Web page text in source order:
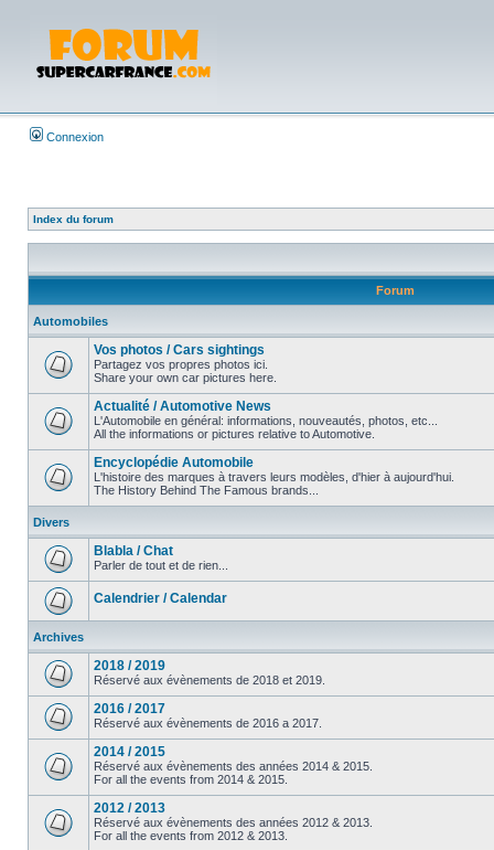
Connexion
Index du forum
Forum
Automobiles
Vos photos / Cars sightings
Partagez vos propres photos ici.
Share your own car pictures here.
Actualité / Automotive News
L'Automobile en général: informations, nouveautés, photos, etc...
All the informations or pictures relative to Automotive.
Encyclopédie Automobile
L'histoire des marques à travers leurs modèles, d'hier à aujourd'hui.
The History Behind The Famous brands...
Divers
Blabla / Chat
Parler de tout et de rien...
Calendrier / Calendar
Archives
2018 / 2019
Réservé aux évènements de 2018 et 2019.
2016 / 2017
Réservé aux évènements de 2016 a 2017.
2014 / 2015
Réservé aux évènements des années 2014 & 2015.
For all the events from 2014 & 2015.
2012 / 2013
Réservé aux évènements des années 2012 & 2013.
For all the events from 2012 & 2013.